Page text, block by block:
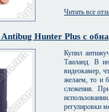
Читать все
Hunter Plus c
Купил
Таиланд. В
видеокамер,
желаем, то и
слежения.
регулировки